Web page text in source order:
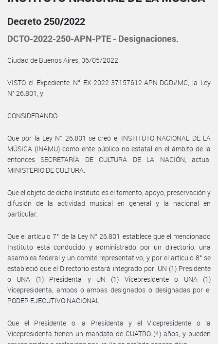
Decreto 250/2022
DCTO-2022-250-APN-PTE - Designaciones.
Ciudad de Buenos Aires, 06/05/2022
VISTO el Expediente N° EX-2022-37157612-APN-DGD#MC, la Ley
N° 26.801, y
CONSIDERANDO:
Que por la Ley N° 26.801 se creó el INSTITUTO NACIONAL DE LA
MÚSICA (INAMU) como ente público no estatal en el ámbito de la
entonces SECRETARÍA DE CULTURA DE LA NACIÓN, actual
MINISTERIO DE CULTURA.
Que el objeto de dicho Instituto es el fomento, apoyo, preservación y
difusión de la actividad musical en general y la nacional en
particular.
Que el artículo 7° de la Ley N° 26.801 establece que el mencionado
Instituto está conducido y administrado por un directorio, una
asamblea federal y un comité representativo, y por el artículo 8° se
estableció que el Directorio estará integrado por: UN (1) Presidente
o UNA (1) Presidenta y UN (1) Vicepresidente o UNA (1)
Vicepresidenta, ambos o ambas designados o designadas por el
PODER EJECUTIVO NACIONAL.
Que el Presidente o la Presidenta y el Vicepresidente o la
Vicepresidenta tienen un mandato de CUATRO (4) años, y pueden